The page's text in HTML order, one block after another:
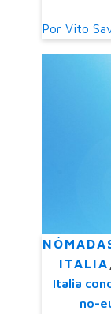
Por Vito
ITALIA
Italia
no-